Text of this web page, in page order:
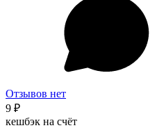
Отзывов нет
9 ₽
кешбэк на счёт